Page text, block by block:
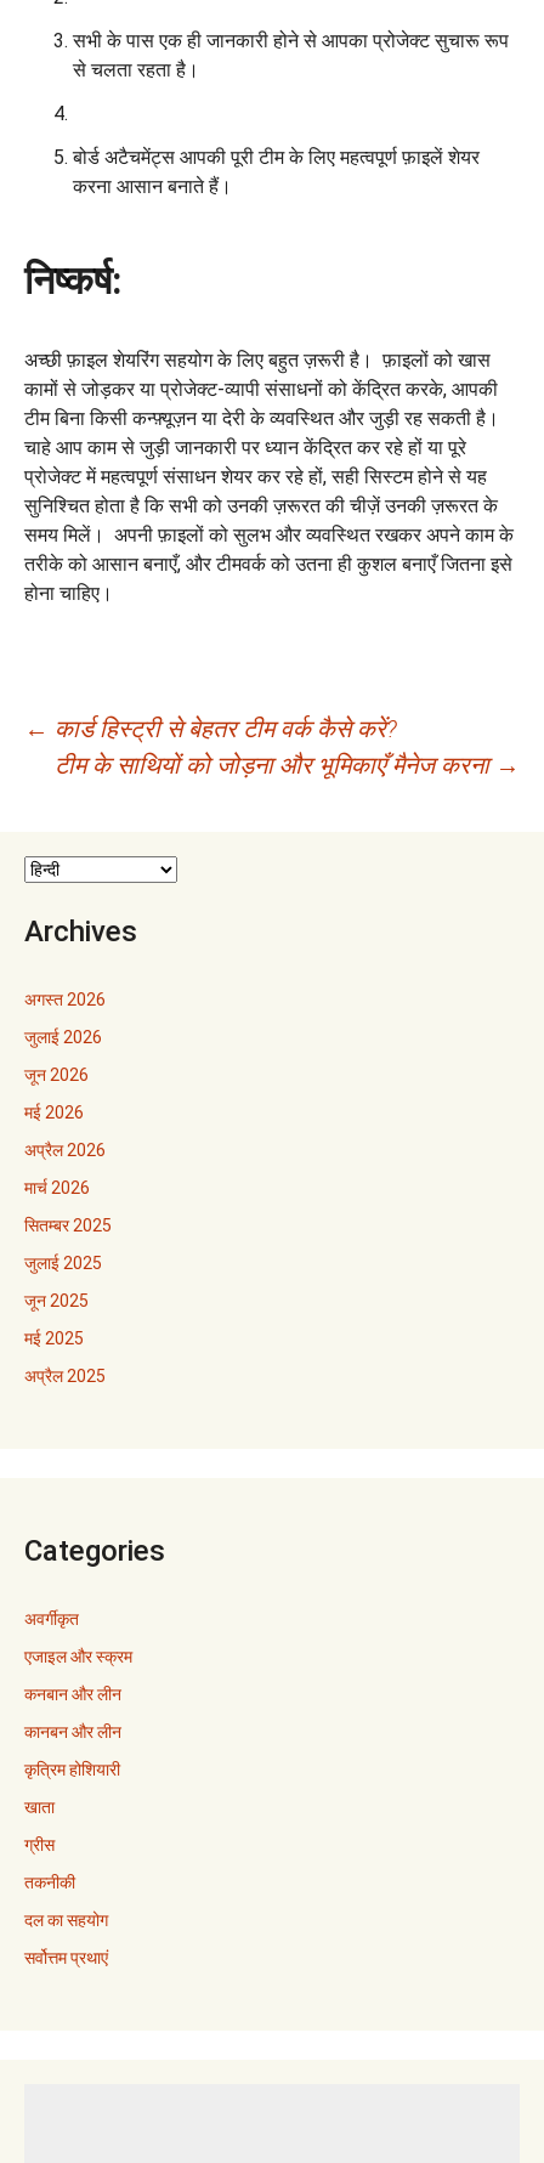
सभी के पास एक ही जानकारी होने से आपका प्रोजेक्ट सुचारू रूप
से चलता रहता है।
बोर्ड अटैचमेंट्स आपकी पूरी टीम के लिए महत्वपूर्ण फ़ाइलें शेयर
करना आसान बनाते हैं।
निष्कर्ष:
अच्छी फ़ाइल शेयरिंग सहयोग के लिए बहुत ज़रूरी है। फ़ाइलों को खास
कामों से जोड़कर या प्रोजेक्ट-व्यापी संसाधनों को केंद्रित करके, आपकी
टीम बिना किसी कन्फ़्यूज़न या देरी के व्यवस्थित और जुड़ी रह सकती है।
चाहे आप काम से जुड़ी जानकारी पर ध्यान केंद्रित कर रहे हों या पूरे
प्रोजेक्ट में महत्वपूर्ण संसाधन शेयर कर रहे हों, सही सिस्टम होने से यह
सुनिश्चित होता है कि सभी को उनकी ज़रूरत की चीज़ें उनकी ज़रूरत के
समय मिलें। अपनी फ़ाइलों को सुलभ और व्यवस्थित रखकर अपने काम के
तरीके को आसान बनाएँ, और टीमवर्क को उतना ही कुशल बनाएँ जितना इसे
होना चाहिए।
पोस्ट
नेविगेशन
← कार्ड हिस्ट्री से बेहतर टीम वर्क कैसे करें?
टीम के साथियों को जोड़ना और भूमिकाएँ मैनेज करना →
Archives
अगस्त 2026
जुलाई 2026
जून 2026
मई 2026
अप्रैल 2026
मार्च 2026
सितम्बर 2025
जुलाई 2025
जून 2025
मई 2025
अप्रैल 2025
Categories
अवर्गीकृत
एजाइल और स्क्रम
कनबान और लीन
कानबन और लीन
कृत्रिम होशियारी
खाता
ग्रीस
तकनीकी
दल का सहयोग
सर्वोत्तम प्रथाएं